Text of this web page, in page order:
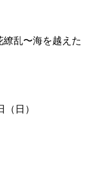
乱〜海を越えた
日）